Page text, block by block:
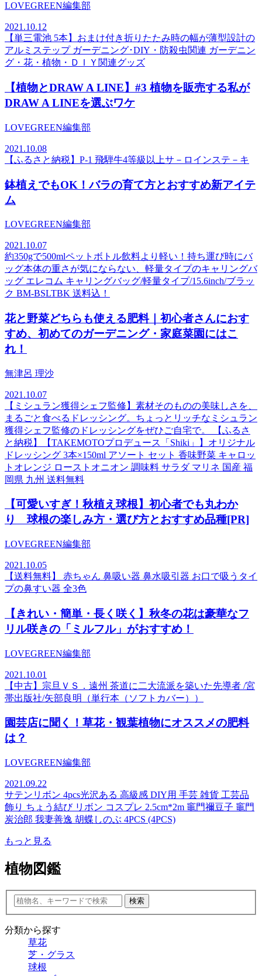
LOVEGREEN編集部
2021.10.12
【単三電池 5本】おまけ付き折りたたみ時の幅が薄型設計の
アルミステップ ガーデニング･DIY・防殺虫関連 ガーデニン
グ・花・植物・ＤＩＹ関連グッズ
【植物とDRAW A LINE】#3 植物を販売する私が
DRAW A LINEを選ぶワケ
LOVEGREEN編集部
2021.10.08
【ふるさと納税】P-1 飛騨牛4等級以上サ－ロインステ－キ
鉢植えでもOK！バラの育て方とおすすめ新アイテ
ム
LOVEGREEN編集部
2021.10.07
約350gで500mlペットボトル飲料より軽い！持ち運び時にバ
ッグ本体の重さが気にならない、軽量タイプのキャリングバ
ッグ エレコム キャリングバッグ/軽量タイプ/15.6inch/ブラッ
ク BM-BSLTBK 送料込！
花と野菜どちらも使える肥料｜初心者さんにおす
すめ、初めてのガーデニング・家庭菜園にはこ
れ！
無津呂 理沙
2021.10.07
【ミシュラン獲得シェフ監修】素材そのものの美味しさを、
まるごと食べるドレッシング。ちょっとリッチなミシュラン
獲得シェフ監修のドレッシングをぜひご自宅で。 【ふるさ
と納税】【TAKEMOTOプロデュース「Shiki」】オリジナル
ドレッシング 3本×150ml アソート セット 香味野菜 キャロッ
トオレンジ ローストオニオン 調味料 サラダ マリネ 国産 福
岡県 九州 送料無料
【可愛いすぎ！秋植え球根】初心者でも丸わか
り 球根の楽しみ方・選び方とおすすめ品種[PR]
LOVEGREEN編集部
2021.10.05
【送料無料】 赤ちゃん 鼻吸い器 鼻水吸引器 お口で吸うタイ
プの鼻すい器 全3色
【きれい・簡単・長く咲く】秋冬の花は豪華なフ
リル咲きの「ミルフル」がおすすめ！
LOVEGREEN編集部
2021.10.01
【中古】宗旦ＶＳ．遠州 茶道に二大流派を築いた先導者 /宮
帯出版社/矢部良明（単行本（ソフトカバー））
園芸店に聞く！草花・観葉植物にオススメの肥料
は？
LOVEGREEN編集部
2021.09.22
サテンリボン 4pcs光沢ある 高級感 DIY用 手芸 雑貨 工芸品
飾り ちょう結び リボン コスプレ 2.5cm*2m 竈門禰豆子 竈門
炭治郎 我妻善逸 胡蝶しのぶ 4PCS (4PCS)
もっと見る
植物図鑑
検索
分類から探す
草花
芝・グラス
球根